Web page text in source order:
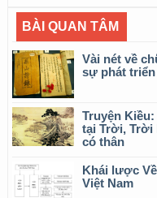
BÀI QUAN TÂM
Vài nét về
sự phát triển
Truyện
tại Trời, Trời
có thân
Khái lược
Việt Nam